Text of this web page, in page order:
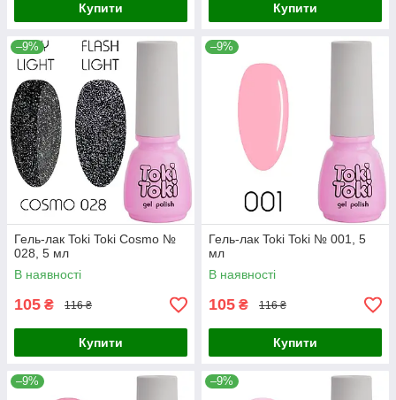
Купити Купити
–9%
Гель-лак Toki Toki Cosmo №
028, 5 мл
В наявності
105 ₴ 116 ₴
Купити
–9%
Гель-лак Toki Toki № 001, 5
мл
В наявності
105 ₴ 116 ₴
Купити
–9% –9%